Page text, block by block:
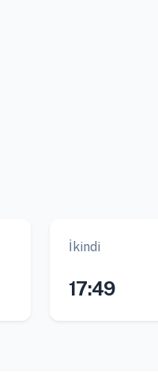
İkindi
17:49